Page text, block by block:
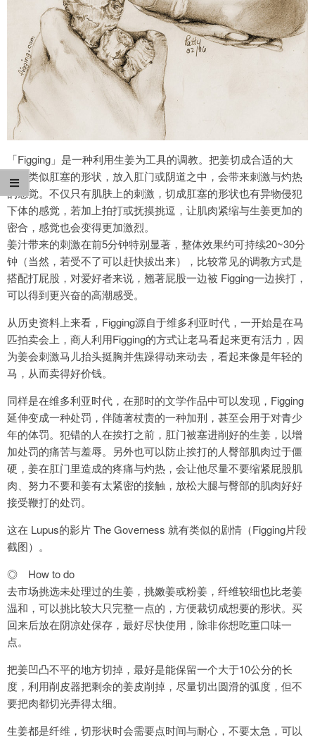
「Figging」是一种利用生姜为工具的调教。把姜切成合适的大
小，类似肛塞的形状，放入肛门或阴道之中，会带来刺激与灼热
的感觉。不仅只有肌肤上的刺激，切成肛塞的形状也有异物侵犯
下体的感觉，若加上拍打或抚摸挑逗，让肌肉紧缩与生姜更加的
密合，感觉也会变得更加激烈。
姜汁带来的刺激在前5分钟特别显著，整体效果约可持续20~30分
钟（当然，若受不了可以赶快拔出来），比较常见的调教方式是
搭配打屁股，对爱好者来说，翘著屁股一边被 Figging一边挨打，
可以得到更兴奋的高潮感受。
从历史资料上来看，Figging源自于维多利亚时代，一开始是在马
匹拍卖会上，商人利用Figging的方式让老马看起来更有活力，因
为姜会刺激马儿抬头挺胸并焦躁得动来动去，看起来像是年轻的
马，从而卖得好价钱。
同样是在维多利亚时代，在那时的文学作品中可以发现，Figging
延伸变成一种处罚，伴随著杖责的一种加刑，甚至会用于对青少
年的体罚。犯错的人在挨打之前，肛门被塞进削好的生姜，以增
加处罚的痛苦与羞辱。另外也可以防止挨打的人臀部肌肉过于僵
硬，姜在肛门里造成的疼痛与灼热，会让他尽量不要缩紧屁股肌
肉、努力不要和姜有太紧密的接触，放松大腿与臀部的肌肉好好
接受鞭打的处罚。
这在 Lupus的影片 The Governess 就有类似的剧情（Figging片段
截图）。
◎ How to do
去市场挑选未处理过的生姜，挑嫩姜或粉姜，纤维较细也比老姜
温和，可以挑比较大只完整一点的，方便裁切成想要的形状。买
回来后放在阴凉处保存，最好尽快使用，除非你想吃重口味一
点。
把姜凹凸不平的地方切掉，最好是能保留一个大于10公分的长
度，利用削皮器把剩余的姜皮削掉，尽量切出圆滑的弧度，但不
要把肉都切光弄得太细。
生姜都是纤维，切形状时会需要点时间与耐心，不要太急，可以